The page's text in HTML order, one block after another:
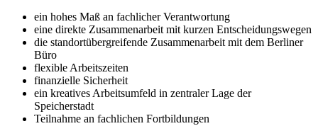
ein hohes Maß an fachlicher Verantwortung
eine direkte Zusammenarbeit mit kurzen Entscheidungswegen
die standortübergreifende Zusammenarbeit mit dem Berliner
Büro
flexible Arbeitszeiten
finanzielle Sicherheit
ein kreatives Arbeitsumfeld in zentraler Lage der
Speicherstadt
Teilnahme an fachlichen Fortbildungen